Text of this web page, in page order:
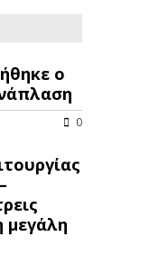
ο
0
μεγάλη